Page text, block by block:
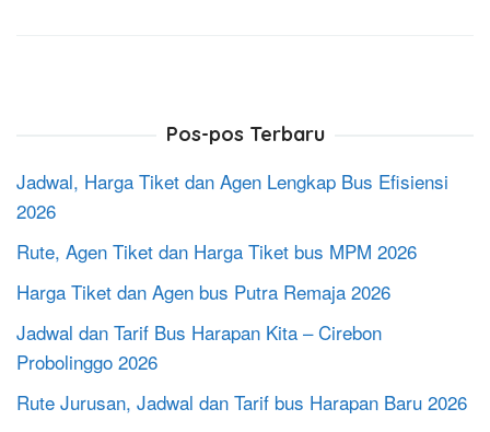
Pos-pos Terbaru
Jadwal, Harga Tiket dan Agen Lengkap Bus Efisiensi
2026
Rute, Agen Tiket dan Harga Tiket bus MPM 2026
Harga Tiket dan Agen bus Putra Remaja 2026
Jadwal dan Tarif Bus Harapan Kita – Cirebon
Probolinggo 2026
Rute Jurusan, Jadwal dan Tarif bus Harapan Baru 2026